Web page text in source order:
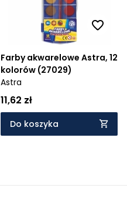
Farby akwarelowe Astra, 12
kolorów (27029)
Astra
11,62 zł
Do koszyka